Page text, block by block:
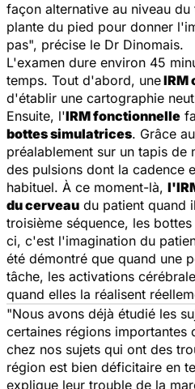
façon alternative au niveau
plante du pied pour donner
pas", précise le Dr Dinomais.
L'examen dure environ 45
temps. Tout d'abord, uneIRM
d'établir une cartographie
Ensuite, l'IRM fonctionnelle
bottes simulatrices. Grâce
préalablement sur un tapis de
des pulsions dont la cadence
habituel. À ce moment-là,
du cerveau du patient quand
troisième séquence, les
ci, c'est l'imagination du
été démontré que quand une
tâche, les activations
quand elles la réalisent
"Nous avons déjà étudié les
certaines régions importantes
chez nos sujets qui ont des
région est bien déficitaire en
explique leur trouble de la